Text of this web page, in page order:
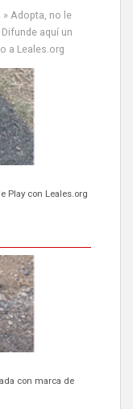
» Adopta, no le
aquí un
a Leales.org
Play con Leales.org
con marca de